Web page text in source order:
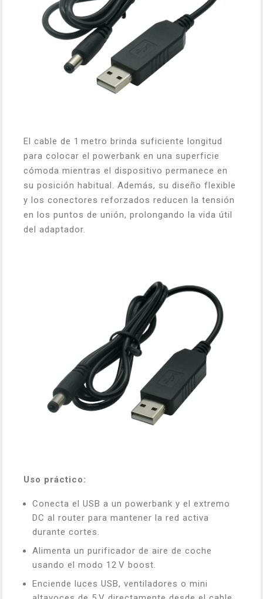
El cable de 1 metro brinda suficiente longitud
para colocar el powerbank en una superficie
cómoda mientras el dispositivo permanece en
su posición habitual. Además, su diseño flexible
y los conectores reforzados reducen la tensión
en los puntos de unión, prolongando la vida útil
del adaptador.
Uso práctico:
Conecta el USB a un powerbank y el extremo
DC al router para mantener la red activa
durante cortes.
Alimenta un purificador de aire de coche
usando el modo 12 V boost.
Enciende luces USB, ventiladores o mini